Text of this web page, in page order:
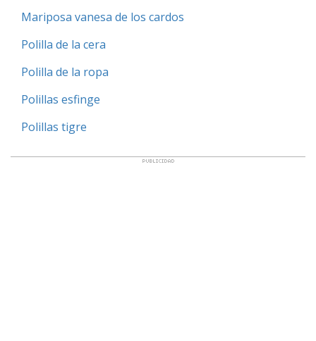
Mariposa vanesa de los cardos
Polilla de la cera
Polilla de la ropa
Polillas esfinge
Polillas tigre